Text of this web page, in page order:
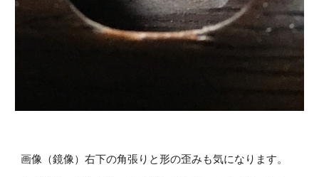
画像（鏡像）右下の角張りと形の歪みも気になります。